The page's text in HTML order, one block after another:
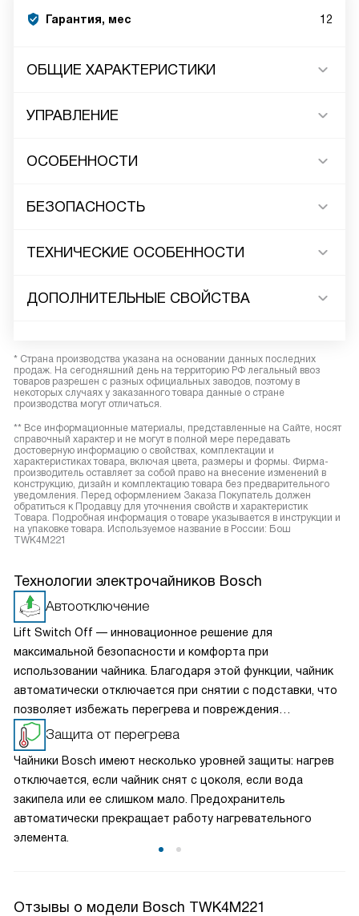
Гарантия, мес 12
ОБЩИЕ ХАРАКТЕРИСТИКИ
УПРАВЛЕНИЕ
ОСОБЕННОСТИ
БЕЗОПАСНОСТЬ
ТЕХНИЧЕСКИЕ ОСОБЕННОСТИ
ДОПОЛНИТЕЛЬНЫЕ СВОЙСТВА
* Страна производства указана на основании данных последних
продаж. На сегодняшний день на территорию РФ легальный ввоз
товаров разрешен с разных официальных заводов, поэтому в
некоторых случаях у заказанного товара данные о стране
производства могут отличаться.
** Все информационные материалы, представленные на Сайте, носят
справочный характер и не могут в полной мере передавать
достоверную информацию о свойствах, комплектации и
характеристиках товара, включая цвета, размеры и формы. Фирма-
производитель оставляет за собой право на внесение изменений в
конструкцию, дизайн и комплектацию товара без предварительного
уведомления. Перед оформлением Заказа Покупатель должен
обратиться к Продавцу для уточнения свойств и характеристик
Товара. Подробная информация о товаре указывается в инструкции и
на упаковке товара. Используемое название в России: Бош
TWK4M221
Технологии электрочайников Bosch
Автоотключение
Lift Switch Off — инновационное решение для
максимальной безопасности и комфорта при
использовании чайника. Благодаря этой функции, чайник
автоматически отключается при снятии с подставки, что
позволяет избежать перегрева и повреждения
устройства, а также снижает энергопотребление и
минимизирует вероятность поражения электрическим
током. С этой опцией вы всегда можете быть уверены в
безопасности.
Защита от перегрева
Чайники Bosch имеют несколько уровней защиты: нагрев
отключается, если чайник снят с цоколя, если вода
закипела или ее слишком мало. Предохранитель
автоматически прекращает работу нагревательного
элемента.
Отзывы о модели Bosch TWK4M221